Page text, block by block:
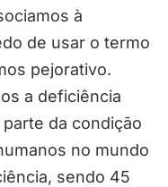
à
de usar o termo
pejorativo.
a deficiência
da condição
no mundo
sendo 45